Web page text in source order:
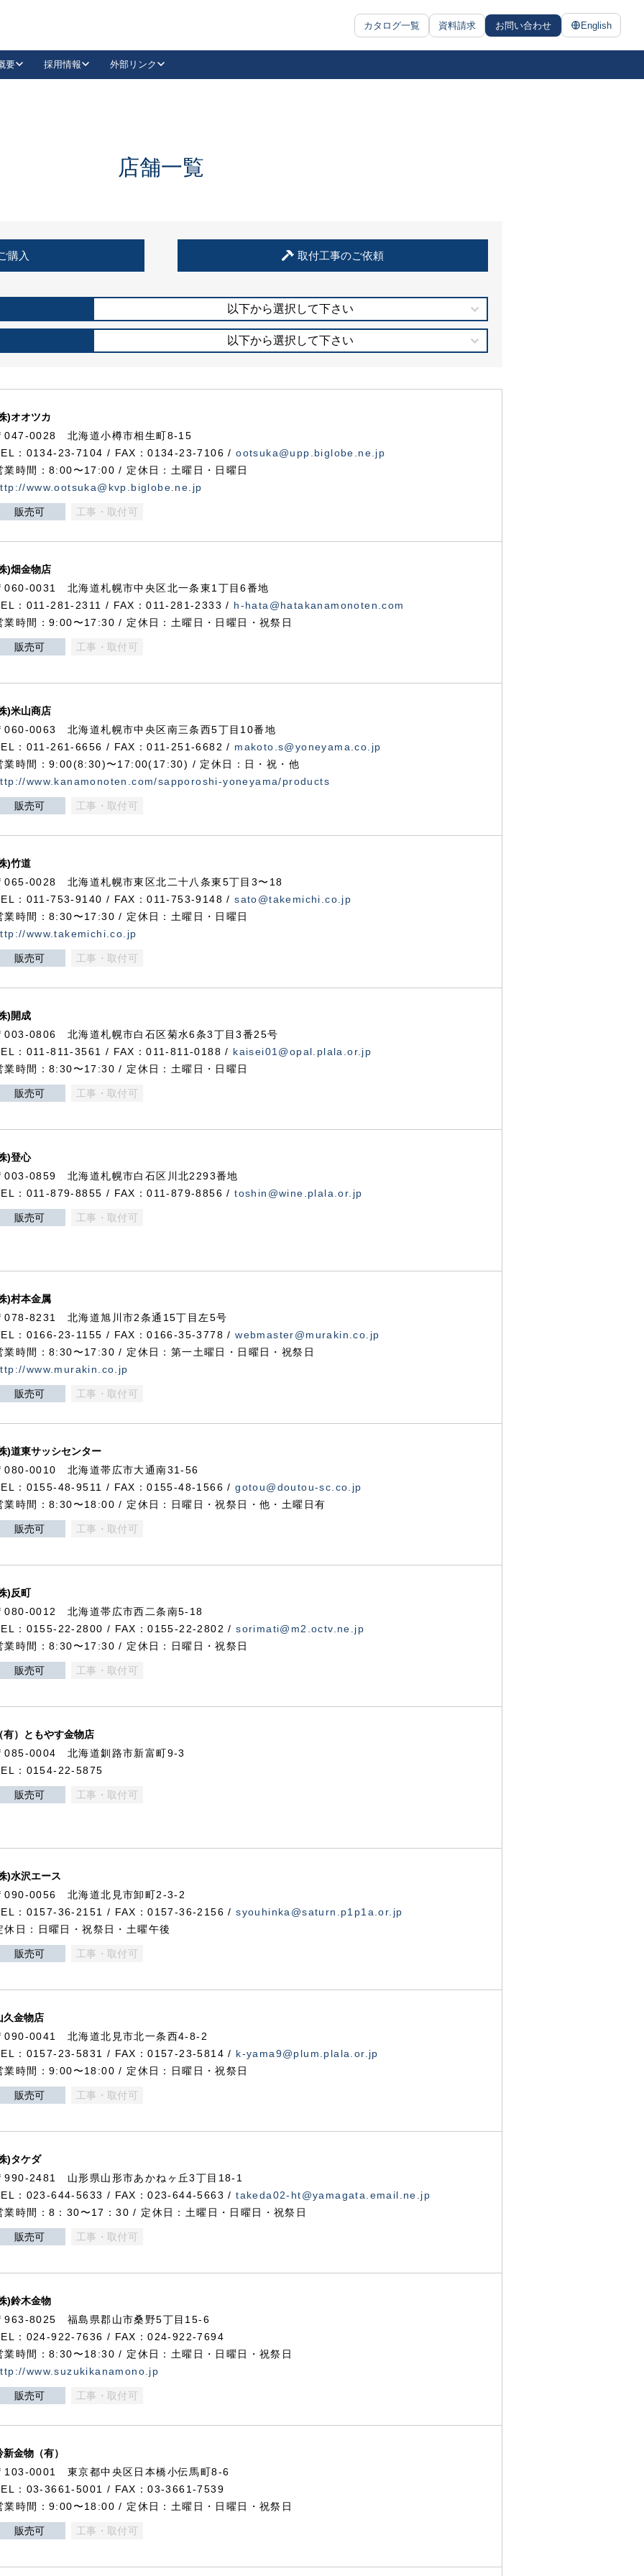
カタログ一覧 資料請求 お問い合わせ English
抗ウイルス・抗菌製品
要 採用情報 外部リンク
LinkedIn
住宅使用部材標準化推進協議会
店舗一覧
購入 取付工事のご依頼
以下から選択して下さい
以下から選択して下さい
)オオツカ
047-0028 北海道小樽市相生町8-15
：0134-23-7104 / FAX：0134-23-7106 /ootsuka@upp.biglobe.ne.jp
業時間：8:00〜17:00 / 定休日：土曜日・日曜日
www.ootsuka@kvp.biglobe.ne.jp
販売可 工事・取付可
)畑金物店
060-0031 北海道札幌市中央区北一条東1丁目6番地
：011-281-2311 / FAX：011-281-2333 / h-hata@hatakanamonoten.com
業時間：9:00〜17:30 / 定休日：土曜日・日曜日・祝祭日
販売可 工事・取付可
)米山商店
060-0063 北海道札幌市中央区南三条西5丁目10番地
：011-261-6656 / FAX：011-251-6682 / makoto.s@yoneyama.co.jp
業時間：9:00(8:30)〜17:00(17:30) / 定休日：日・祝・他
www.kanamonoten.com/sapporoshi-yoneyama/products
販売可 工事・取付可
)竹道
065-0028 北海道札幌市東区北二十八条東5丁目3〜18
：011-753-9140 / FAX：011-753-9148 /sato@takemichi.co.jp
業時間：8:30〜17:30 / 定休日：土曜日・日曜日
www.takemichi.co.jp
販売可 工事・取付可
)開成
003-0806 北海道札幌市白石区菊水6条3丁目3番25号
：011-811-3561 / FAX：011-811-0188 / kaisei01@opal.plala.or.jp
業時間：8:30〜17:30 / 定休日：土曜日・日曜日
販売可 工事・取付可
)登心
003-0859 北海道札幌市白石区川北2293番地
：011-879-8855 / FAX：011-879-8856 /toshin@wine.plala.or.jp
販売可 工事・取付可
)村本金属
078-8231 北海道旭川市2条通15丁目左5号
：0166-23-1155 / FAX：0166-35-3778 /webmaster@murakin.co.jp
業時間：8:30〜17:30 / 定休日：第一土曜日・日曜日・祝祭日
www.murakin.co.jp
販売可 工事・取付可
)道東サッシセンター
080-0010 北海道帯広市大通南31-56
：0155-48-9511 / FAX：0155-48-1566 /gotou@doutou-sc.co.jp
業時間：8:30〜18:00 / 定休日：日曜日・祝祭日・他・土曜日有
販売可 工事・取付可
)反町
080-0012 北海道帯広市西二条南5-18
：0155-22-2800 / FAX：0155-22-2802 /sorimati@m2.octv.ne.jp
業時間：8:30〜17:30 / 定休日：日曜日・祝祭日
販売可 工事・取付可
有）ともやす金物店
085-0004 北海道釧路市新富町9-3
：0154-22-5875
販売可 工事・取付可
)水沢エース
090-0056 北海道北見市卸町2-3-2
：0157-36-2151 / FAX：0157-36-2156 /syouhinka@saturn.p1p1a.or.jp
休日：日曜日・祝祭日・土曜午後
販売可 工事・取付可
久金物店
090-0041 北海道北見市北一条西4-8-2
：0157-23-5831 / FAX：0157-23-5814 / k-yama9@plum.plala.or.jp
業時間：9:00〜18:00 / 定休日：日曜日・祝祭日
販売可 工事・取付可
)タケダ
990-2481 山形県山形市あかねヶ丘3丁目18-1
：023-644-5633 / FAX：023-644-5663 /takeda02-ht@yamagata.email.ne.jp
業時間：8：30〜17：30 / 定休日：土曜日・日曜日・祝祭日
販売可 工事・取付可
)鈴木金物
963-8025 福島県郡山市桑野5丁目15-6
：024-922-7636 / FAX：024-922-7694
業時間：8:30〜18:30 / 定休日：土曜日・日曜日・祝祭日
www.suzukikanamono.jp
販売可 工事・取付可
新金物（有）
103-0001 東京都中央区日本橋小伝馬町8-6
：03-3661-5001 / FAX：03-3661-7539
業時間：9:00〜18:00 / 定休日：土曜日・日曜日・祝祭日
販売可 工事・取付可